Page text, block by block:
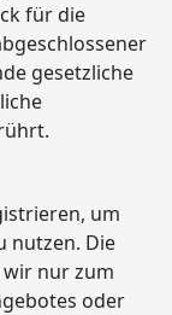
für die
gesetzliche
um
nutzen. Die
nur zum
oder